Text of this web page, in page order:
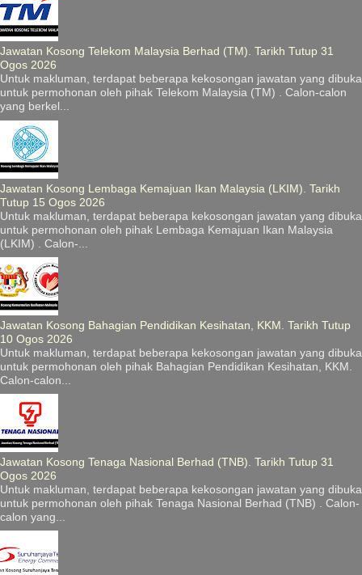
Jawatan Kosong Telekom Malaysia Berhad (TM). Tarikh Tutup 31
Ogos 2026
Untuk makluman, terdapat beberapa kekosongan jawatan yang dibuka
untuk permohonan oleh pihak Telekom Malaysia (TM) . Calon-calon
yang berkel...
Jawatan Kosong Lembaga Kemajuan Ikan Malaysia (LKIM). Tarikh
Tutup 15 Ogos 2026
Untuk makluman, terdapat beberapa kekosongan jawatan yang dibuka
untuk permohonan oleh pihak Lembaga Kemajuan Ikan Malaysia
(LKIM) . Calon-...
Jawatan Kosong Bahagian Pendidikan Kesihatan, KKM. Tarikh Tutup
10 Ogos 2026
Untuk makluman, terdapat beberapa kekosongan jawatan yang dibuka
untuk permohonan oleh pihak Bahagian Pendidikan Kesihatan, KKM.
Calon-calon...
Jawatan Kosong Tenaga Nasional Berhad (TNB). Tarikh Tutup 31
Ogos 2026
Untuk makluman, terdapat beberapa kekosongan jawatan yang dibuka
untuk permohonan oleh pihak Tenaga Nasional Berhad (TNB) . Calon-
calon yang...